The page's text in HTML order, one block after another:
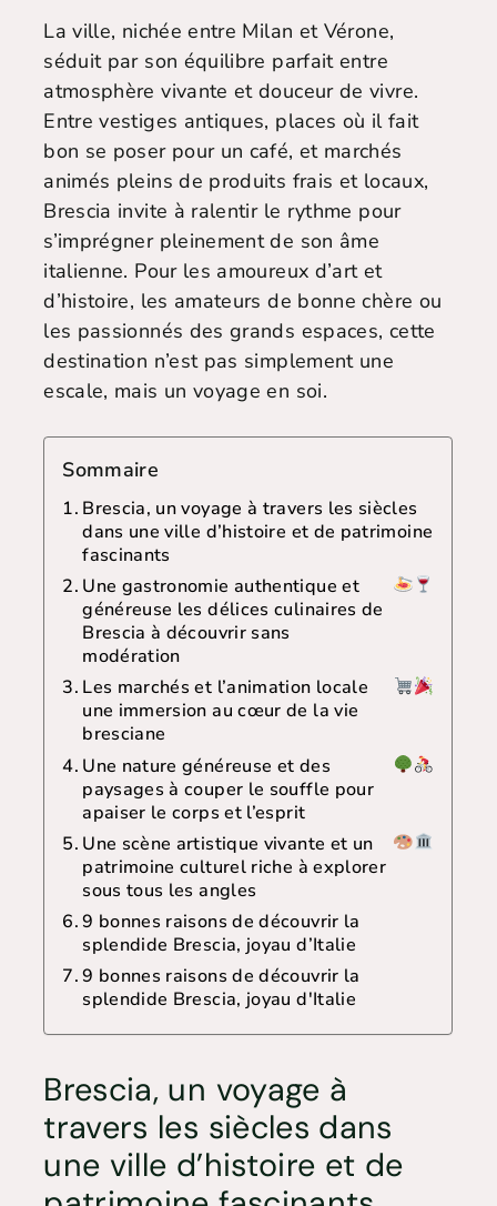
La ville, nichée entre Milan et Vérone,
séduit par son équilibre parfait entre
atmosphère vivante et douceur de vivre.
Entre vestiges antiques, places où il fait
bon se poser pour un café, et marchés
animés pleins de produits frais et locaux,
Brescia invite à ralentir le rythme pour
s’imprégner pleinement de son âme
italienne. Pour les amoureux d’art et
d’histoire, les amateurs de bonne chère ou
les passionnés des grands espaces, cette
destination n’est pas simplement une
escale, mais un voyage en soi.
Sommaire
Brescia, un voyage à travers les siècles
dans une ville d’histoire et de patrimoine
fascinants
Une gastronomie authentique et
généreuse les délices culinaires de
Brescia à découvrir sans
modération
Les marchés et l’animation locale
une immersion au cœur de la vie
bresciane
Une nature généreuse et des
paysages à couper le souffle pour
apaiser le corps et l’esprit
Une scène artistique vivante et un
patrimoine culturel riche à explorer
sous tous les angles
9 bonnes raisons de découvrir la
splendide Brescia, joyau d’Italie
9 bonnes raisons de découvrir la
splendide Brescia, joyau d'Italie
Brescia, un voyage à
travers les siècles dans
une ville d’histoire et de